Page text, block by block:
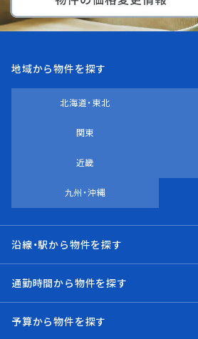
地域から物件を探す
北海道・東北
関東
近畿
九州・沖縄
沿線・駅から物件を探す
通勤時間から物件を探す
予算から物件を探す